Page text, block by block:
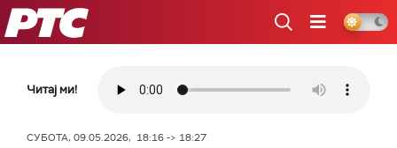
РТС
Читај ми!
СУБОТА, 09.05.2026, 18:16 -> 18:27